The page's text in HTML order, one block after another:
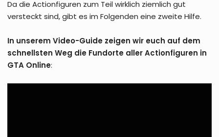
Da die Actionfiguren zum Teil wirklich ziemlich gut
versteckt sind, gibt es im Folgenden eine zweite Hilfe.
In unserem Video-Guide zeigen wir euch auf dem
schnellsten Weg die Fundorte aller Actionfiguren in
GTA Online: